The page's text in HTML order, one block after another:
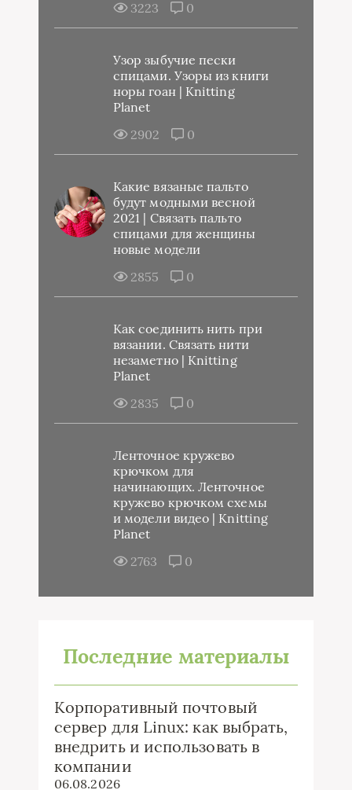
3223 0
Узор зыбучие пески
спицами. Узоры из книги
норы гоан | Knitting
Planet
2902
0
Какие вязаные пальто
будут модными весной
2021 | Связать пальто
спицами для женщины
новые модели
2855
0
Как соединить нить при
вязании. Связать нити
незаметно | Knitting
Planet
2835
0
Ленточное кружево
крючком для
начинающих. Ленточное
кружево крючком схемы
и модели видео | Knitting
Planet
2763
0
Последние материалы
Корпоративный почтовый
сервер для Linux: как выбрать,
внедрить и использовать в
компании
06.08.2026